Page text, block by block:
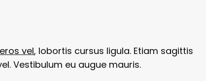
vel, lobortis cursus ligula. Etiam sagittis
Vestibulum eu augue mauris.